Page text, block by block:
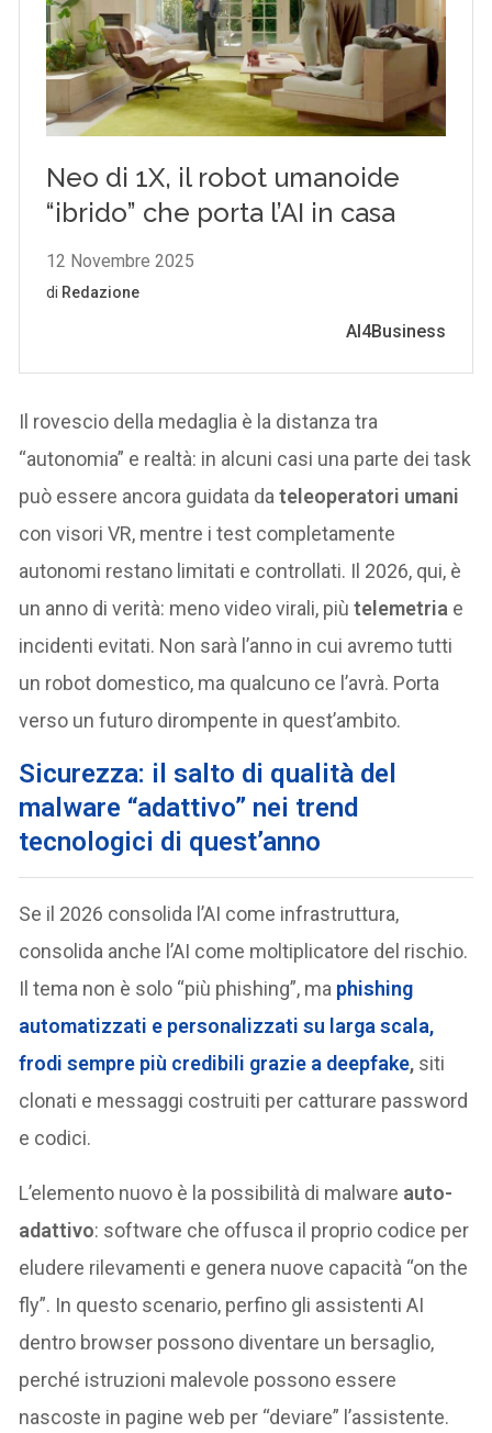
Il rovescio della medaglia è la distanza tra
“autonomia” e realtà: in alcuni casi una parte dei task
può essere ancora guidata dateleoperatori umani
con visori VR, mentre i test completamente
autonomi restano limitati e controllati. Il 2026, qui, è
un anno di verità: meno video virali, piùtelemetria e
incidenti evitati. Non sarà l’anno in cui avremo tutti
un robot domestico, ma qualcuno ce l’avrà. Porta
verso un futuro dirompente in quest’ambito.
Sicurezza: il salto di qualità del
malware “adattivo” nei trend
tecnologici di quest’anno
Se il 2026 consolida l’AI come infrastruttura,
consolida anche l’AI come moltiplicatore del rischio.
Il tema non è solo “più phishing”, ma phishing
automatizzati e personalizzati su larga scala,
frodi sempre più credibili grazie a deepfake, siti
clonati e messaggi costruiti per catturare password
e codici.
L’elemento nuovo è la possibilità di malware auto-
adattivo: software che offusca il proprio codice per
eludere rilevamenti e genera nuove capacità “on the
fly”. In questo scenario, perfino gli assistenti AI
dentro browser possono diventare un bersaglio,
perché istruzioni malevole possono essere
nascoste in pagine web per “deviare” l’assistente.